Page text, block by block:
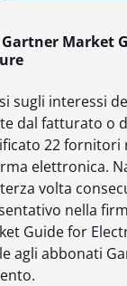
Market
sugli interessi
dal fatturato o
22 fornitori
elettronica.
volta
nella
Guide for
agli abbonati